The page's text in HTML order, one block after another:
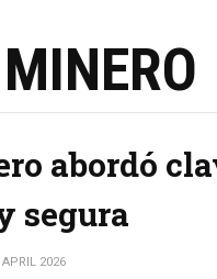
abordó
segura
APRIL 2026